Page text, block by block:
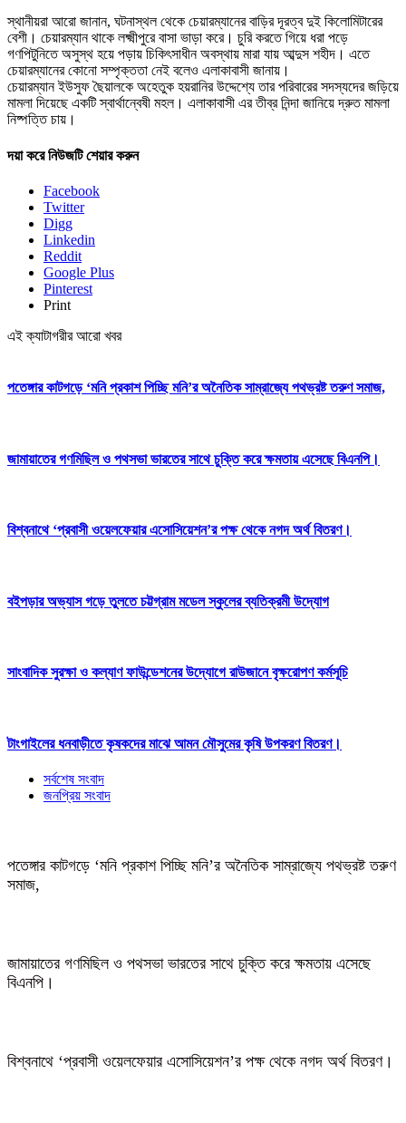
স্থানীয়রা আরো জানান, ঘটনাস্থল থেকে চেয়ারম্যানের বাড়ির দূরত্ব দুই কিলোমিটারের
বেশী। চেয়ারম্যান থাকে লক্ষ্মীপুরে বাসা ভাড়া করে। চুরি করতে গিয়ে ধরা পড়ে
গণপিটুনিতে অসুস্থ হয়ে পড়ায় চিকিৎসাধীন অবস্থায় মারা যায় আব্দুস শহীদ। এতে
চেয়ারম্যানের কোনো সম্পৃক্ততা নেই বলেও এলাকাবাসী জানায়।
চেয়ারম্যান ইউসুফ ছৈয়ালকে অহেতুক হয়রানির উদ্দেশ্যে তার পরিবারের সদস্যদের জড়িয়ে
মামলা দিয়েছে একটি স্বার্থান্বেষী মহল। এলাকাবাসী এর তীব্র নিন্দা জানিয়ে দ্রুত মামলা
নিষ্পত্তি চায়।
দয়া করে নিউজটি শেয়ার করুন
Facebook
Twitter
Digg
Linkedin
Reddit
Google Plus
Pinterest
Print
এই ক্যাটাগরীর আরো খবর
পতেঙ্গার কাটগড়ে ‘মনি প্রকাশ পিচ্ছি মনি’র অনৈতিক সাম্রাজ্যে পথভ্রষ্ট তরুণ সমাজ,
জামায়াতের গণমিছিল ও পথসভা ভারতের সাথে চুক্তি করে ক্ষমতায় এসেছে বিএনপি।
বিশ্বনাথে ‘প্রবাসী ওয়েলফেয়ার এসোসিয়েশন’র পক্ষ থেকে নগদ অর্থ বিতরণ।
বইপড়ার অভ্যাস গড়ে তুলতে চট্টগ্রাম মডেল স্কুলের ব্যতিক্রমী উদ্যোগ
সাংবাদিক সুরক্ষা ও কল্যাণ ফাউন্ডেশনের উদ্যোগে রাউজানে বৃক্ষরোপণ কর্মসূচি
টাংগাইলের ধনবাড়ীতে কৃষকদের মাঝে আমন মৌসুমের কৃষি উপকরণ বিতরণ।
সর্বশেষ সংবাদ
জনপ্রিয় সংবাদ
পতেঙ্গার কাটগড়ে ‘মনি প্রকাশ পিচ্ছি মনি’র অনৈতিক সাম্রাজ্যে পথভ্রষ্ট তরুণ
সমাজ,
জামায়াতের গণমিছিল ও পথসভা ভারতের সাথে চুক্তি করে ক্ষমতায় এসেছে
বিএনপি।
বিশ্বনাথে ‘প্রবাসী ওয়েলফেয়ার এসোসিয়েশন’র পক্ষ থেকে নগদ অর্থ বিতরণ।